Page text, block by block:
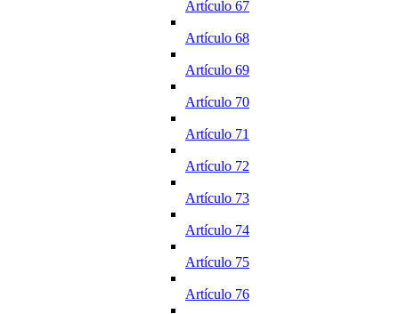
Artículo 67
Artículo 68
Artículo 69
Artículo 70
Artículo 71
Artículo 72
Artículo 73
Artículo 74
Artículo 75
Artículo 76